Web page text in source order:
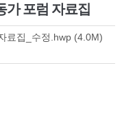
가 포럼 자료집
료집_수정.hwp (4.0M)